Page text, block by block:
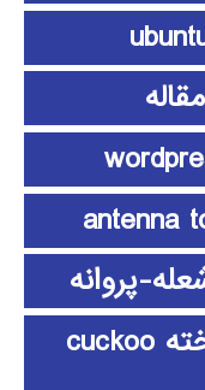
پروانه
الگوریتم جستجوی فاخته cuckoo